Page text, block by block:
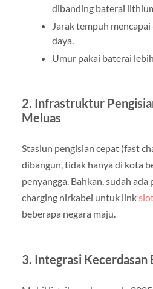
dibanding baterai
Jarak tempuh
daya.
Umur pakai baterai
2. Infrastruktur
Meluas
Stasiun pengisian cepat (fast
dibangun, tidak hanya di kota
penyangga. Bahkan, sudah
charging nirkabel untuk link
beberapa negara maju.
3. Integrasi Kecerdasan